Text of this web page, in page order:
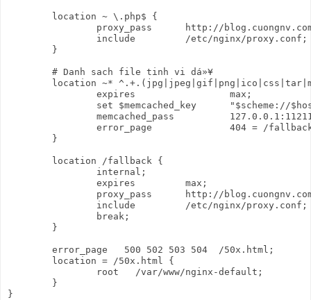
        location ~ \.php$ {
proxy_pass      http://
                include         /etc/nginx/proxy.conf;
        }
        # Danh sach file tinh vi dá»¥
location ~*
                expires                 max;
set $memcached_key      "$scheme://
memcached_pass
error_page              404 = /
        }
        location /fallback {
                internal;
                expires         max;
proxy_pass      http://
                include         /etc/nginx/proxy.conf;
                break;
        }
        error_page   500 502 503 504  /50x.html;
        location = /50x.html {
                root   /var/www/nginx-default;
        }